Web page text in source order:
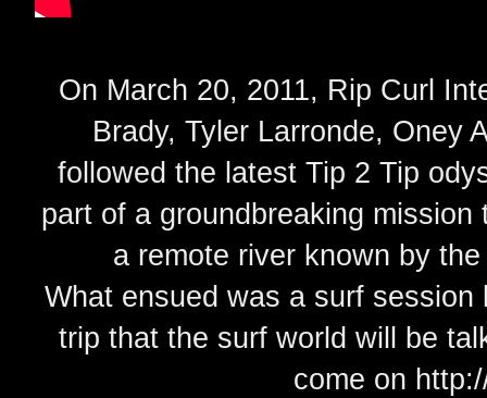
On March 20, 2011, Rip Curl
Brady, Tyler Larronde, Oney
followed the latest Tip 2 Tip
part of a groundbreaking
a remote river known by
What ensued was a surf
trip that the surf world will be
come on